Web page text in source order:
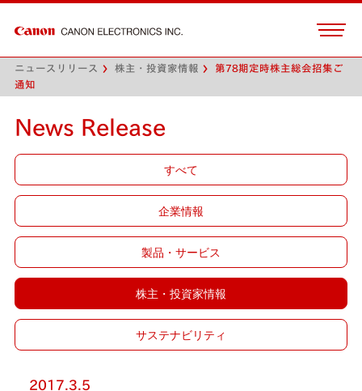
ニュースリリース 株主・投資家情報
第78期定時株主総会招集ご
通知
News Release
すべて
企業情報
製品・サービス
株主・投資家情報
サステナビリティ
2017.3.5